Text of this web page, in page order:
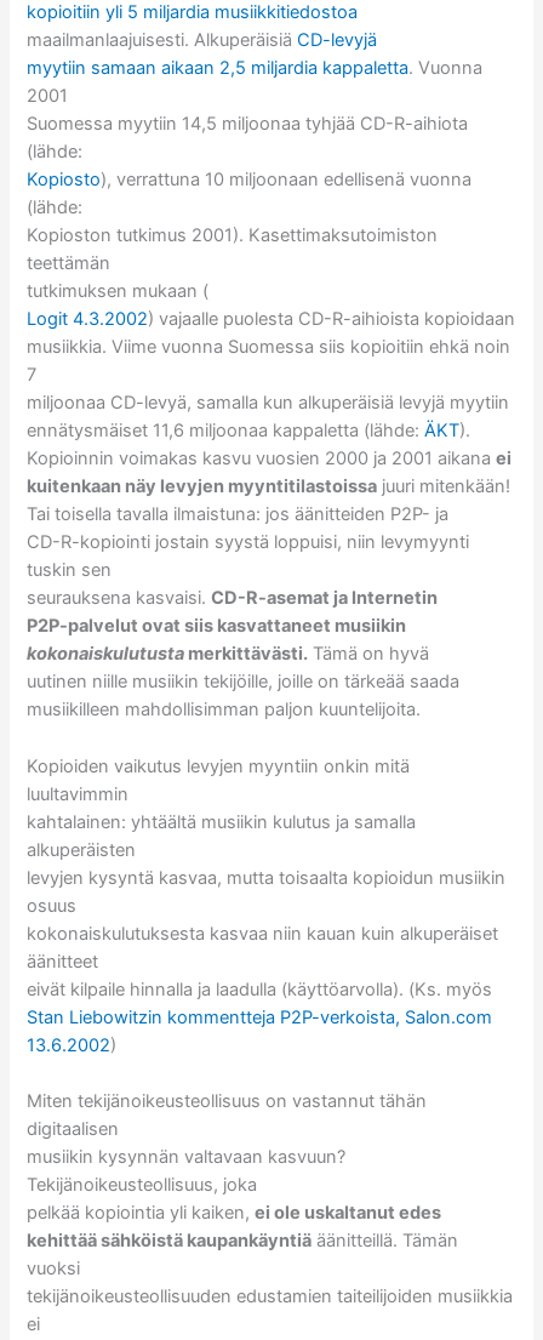
kopioitiin yli 5 miljardia musiikkitiedostoa
maailmanlaajuisesti. AlkuperäisiäCD-levyjä
myytiin samaan aikaan 2,5 miljardia kappaletta. Vuonna
2001
Suomessa myytiin 14,5 miljoonaa tyhjää CD-R-aihiota
(lähde:
Kopiosto), verrattuna 10 miljoonaan edellisenä vuonna
(lähde:
Kopioston tutkimus 2001). Kasettimaksutoimiston
teettämän
tutkimuksen mukaan (
Logit 4.3.2002) vajaalle puolesta CD-R-aihioista kopioidaan
musiikkia. Viime vuonna Suomessa siis kopioitiin ehkä noin
7
miljoonaa CD-levyä, samalla kun alkuperäisiä levyjä myytiin
ennätysmäiset 11,6 miljoonaa kappaletta (lähde:ÄKT).
Kopioinnin voimakas kasvu vuosien 2000 ja 2001 aikanaei
kuitenkaan näy levyjen myyntitilastoissa juuri mitenkään!
Tai toisella tavalla ilmaistuna: jos äänitteiden P2P- ja
CD-R-kopiointi jostain syystä loppuisi, niin levymyynti
tuskin sen
seurauksena kasvaisi.CD-R-asemat ja Internetin
P2P-palvelut ovat siis kasvattaneet musiikin
kokonaiskulutusta merkittävästi. Tämä on hyvä
uutinen niille musiikin tekijöille, joille on tärkeää saada
musiikilleen mahdollisimman paljon kuuntelijoita.
Kopioiden vaikutus levyjen myyntiin onkin mitä
luultavimmin
kahtalainen: yhtäältä musiikin kulutus ja samalla
alkuperäisten
levyjen kysyntä kasvaa, mutta toisaalta kopioidun musiikin
osuus
kokonaiskulutuksesta kasvaa niin kauan kuin alkuperäiset
äänitteet
eivät kilpaile hinnalla ja laadulla (käyttöarvolla). (Ks. myös
Stan Liebowitzin kommentteja P2P-verkoista, Salon.com
13.6.2002)
Miten tekijänoikeusteollisuus on vastannut tähän
digitaalisen
musiikin kysynnän valtavaan kasvuun?
Tekijänoikeusteollisuus, joka
pelkää kopiointia yli kaiken,ei ole uskaltanut edes
kehittää sähköistä kaupankäyntiä äänitteillä. Tämän
vuoksi
tekijänoikeusteollisuuden edustamien taiteilijoiden musiikkia
ei